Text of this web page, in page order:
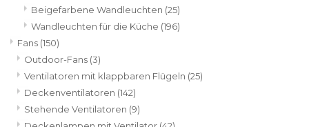
Beigefarbene Wandleuchten (25)
Wandleuchten für die Küche (196)
Fans (150)
Outdoor-Fans (3)
Ventilatoren mit klappbaren Flügeln (25)
Deckenventilatoren (142)
Stehende Ventilatoren (9)